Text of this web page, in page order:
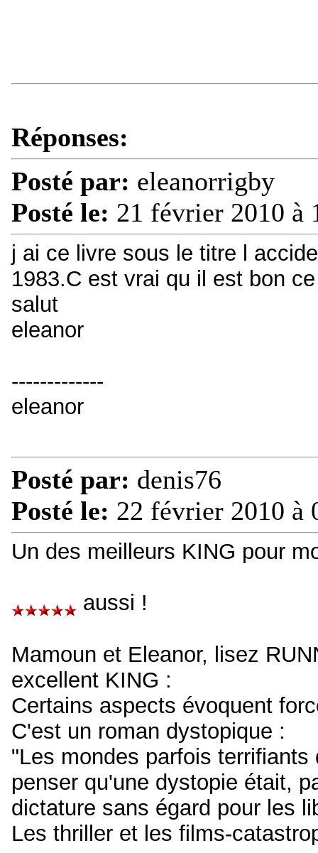
Réponses:
Posté par: eleanorrigby
Posté le: 21 février 2010 à
j ai ce livre sous le titre l
1983.C est vrai qu il est bon
salut
eleanor
-------------
eleanor
Posté par: denis76
Posté le: 22 février 2010 à
Un des meilleurs KING pour
aussi !
Mamoun et Eleanor, lisez
excellent KING :
Certains aspects évoquent
C'est un roman dystopique :
"Les mondes parfois
penser qu'une dystopie était,
dictature sans égard pour les
Les thriller et les films-